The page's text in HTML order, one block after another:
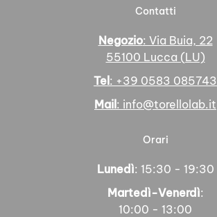
Contatti
Negozio: Via Buia, 22
55100 Lucca (LU)
Tel: +39 0583 085743
Mail: info@torellolab.it
Orari
Lunedì: 15:30 - 19:30
Martedì-Venerdì:
10:00 - 13:00